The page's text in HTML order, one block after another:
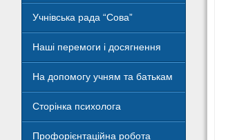
Учнівська рада “Сова”
Наші перемоги і досягнення
На допомогу учням та батькам
Сторінка психолога
Профорієнтаційна робота